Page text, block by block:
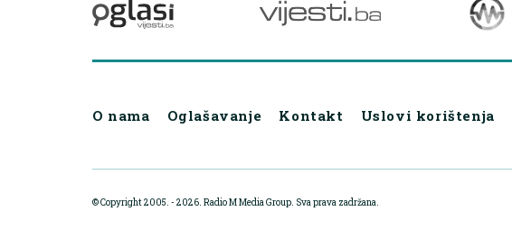
O nama Oglašavanje Kontakt Uslovi korištenja
© Copyright 2005. - 2026. Radio M Media Group. Sva prava zadržana.